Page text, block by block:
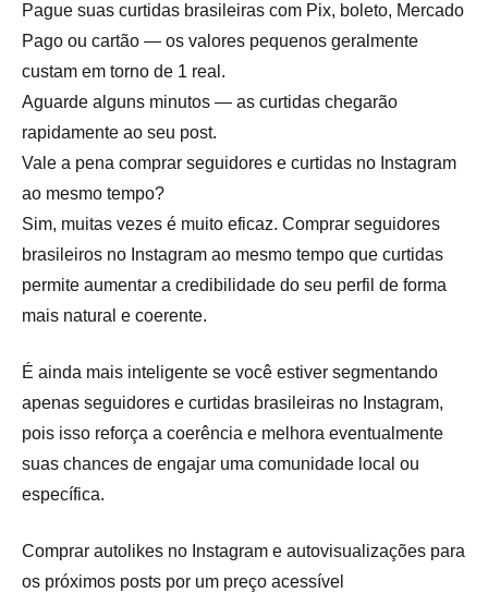
Pague suas curtidas brasileiras com Pix, boleto, Mercado
Pago ou cartão — os valores pequenos geralmente
custam em torno de 1 real.
Aguarde alguns minutos — as curtidas chegarão
rapidamente ao seu post.
Vale a pena comprar seguidores e curtidas no Instagram
ao mesmo tempo?
Sim, muitas vezes é muito eficaz. Comprar seguidores
brasileiros no Instagram ao mesmo tempo que curtidas
permite aumentar a credibilidade do seu perfil de forma
mais natural e coerente.
É ainda mais inteligente se você estiver segmentando
apenas seguidores e curtidas brasileiras no Instagram,
pois isso reforça a coerência e melhora eventualmente
suas chances de engajar uma comunidade local ou
específica.
Comprar autolikes no Instagram e autovisualizações para
os próximos posts por um preço acessível